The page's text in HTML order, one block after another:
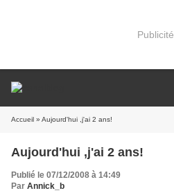
Publicité
Accueil » Aujourd'hui ,j'ai 2 ans!
Aujourd'hui ,j'ai 2 ans!
Publié le 07/12/2008 à 14:49
Par Annick_b